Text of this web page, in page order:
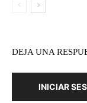
DEJA UNA
INICIAR